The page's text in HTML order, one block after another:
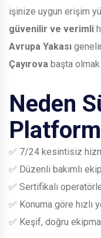
işinize uygun erişim
güvenilir ve verimli
Avrupa Yakası
Çayırova başta
Neden
✅ 7/24 kesintisiz
✅ Düzenli bakımlı
✅ Sertifikalı
✅ Konuma göre hızlı
✅ Keşif, doğru